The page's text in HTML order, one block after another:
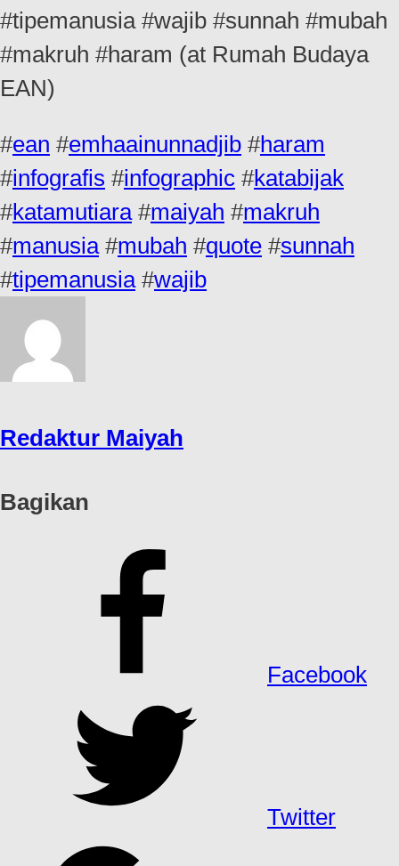
#tipemanusia #wajib #sunnah #mubah
#makruh #haram (at Rumah Budaya
EAN)
#ean #emhaainunnadjib #haram
#infografis #infographic #katabijak
#katamutiara#maiyah #makruh
#manusia#mubah #quote #sunnah
#tipemanusia#wajib
Redaktur Maiyah
Bagikan
Facebook
Twitter